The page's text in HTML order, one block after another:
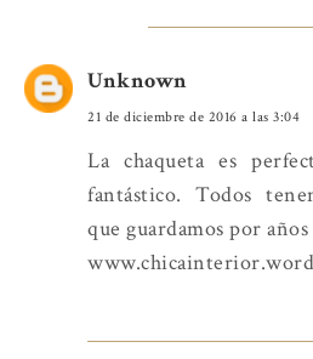
Unknown
21 de diciembre de 2016 a las 3:04
La chaqueta es
fantástico. Todos
que guardamos por